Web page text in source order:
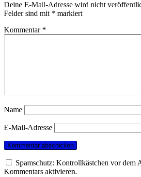
Deine E-Mail-Adresse wird nicht
Felder sind mit * markiert
Kommentar *
Name
E-Mail-Adresse
Spamschutz: Kontrollkästchen vor dem
Kommentars aktivieren.